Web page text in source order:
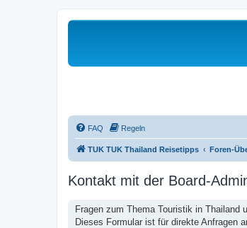
FAQ Regeln
TUK TUK Thailand Reisetipps Foren-
Kontakt mit der Board-
Fragen zum Thema Touristik in Thailand
Dieses Formular ist für direkte Anfragen